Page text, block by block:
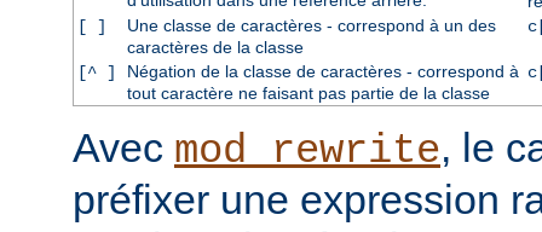
[ ]
Une classe de caractères - correspond à un des
caractères de la classe
[^ ]
Négation de la classe de caractères - correspond à
tout caractère ne faisant pas partie de la classe
Avec mod_rewrite, le
préfixer une expression